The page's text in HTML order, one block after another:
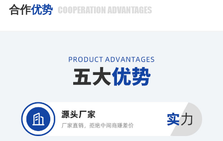
合作优势 COOPERATION ADVANTAGES